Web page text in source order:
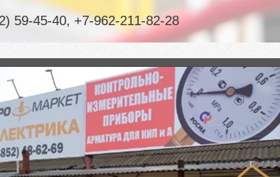
59-45-40, +7-962-211-82-28